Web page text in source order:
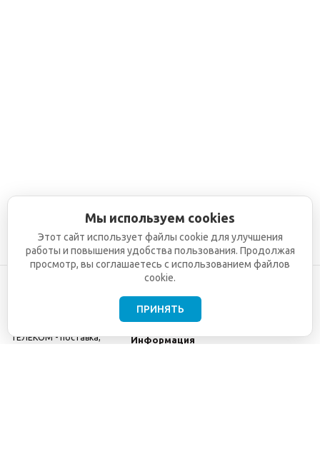
ТЕЛЕКОМ - поставка,
Информация
Мы используем cookies
Этот сайт использует файлы cookie для улучшения
работы и повышения удобства пользования. Продолжая
просмотр, вы соглашаетесь с использованием файлов
cookie.
ПРИНЯТЬ